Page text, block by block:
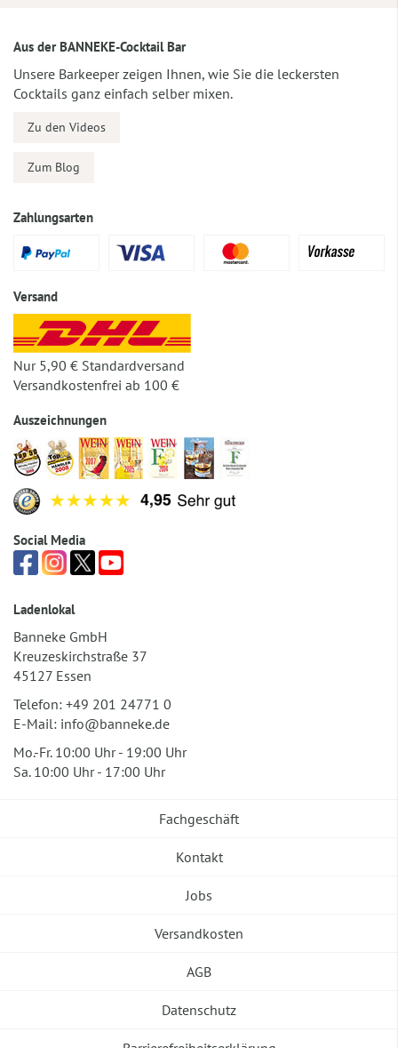
Aus der BANNEKE-Cocktail Bar
Unsere Barkeeper zeigen Ihnen, wie Sie die leckersten
Cocktails ganz einfach selber mixen.
Zu den Videos
Zum Blog
Zahlungsarten
Versand
Nur 5,90 € Standardversand
Versandkostenfrei ab 100 €
Auszeichnungen
Social Media
Ladenlokal
Banneke GmbH
Kreuzeskirchstraße 37
45127 Essen
Telefon: +49 201 24771 0
E-Mail: info@banneke.de
Mo.-Fr. 10:00 Uhr - 19:00 Uhr
Sa. 10:00 Uhr - 17:00 Uhr
Fachgeschäft
Kontakt
Jobs
Versandkosten
AGB
Datenschutz